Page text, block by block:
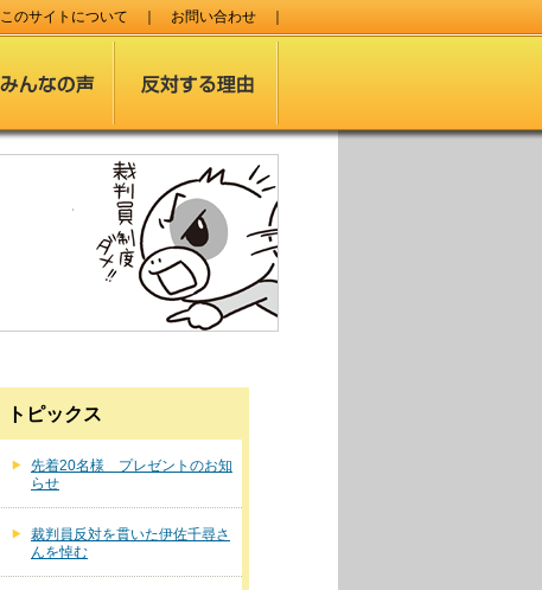
このサイトについて お問い合わせ
トピックス
先着20名様 プレゼントのお知
らせ
裁判員反対を貫いた伊佐千尋さ
んを悼む